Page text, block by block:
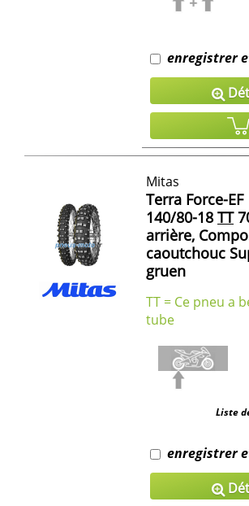
enregistrer
Mitas
Terra Force-EF
140/80-18 TT
arrière,
caoutchouc
gruen
TT = Ce pneu a
tube
Liste
enregistrer